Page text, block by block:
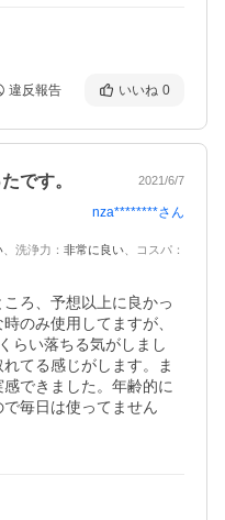
違反報告 いいね 0
です。 2021/6/7
nza********さん
洗浄力 ： 非常に良い コスパ ：
ろ、予想以上に良かっ
のみ使用してますが、
らい落ちる気がしまし
てる感じがします。ま
できました。年齢的に
毎日は使ってません